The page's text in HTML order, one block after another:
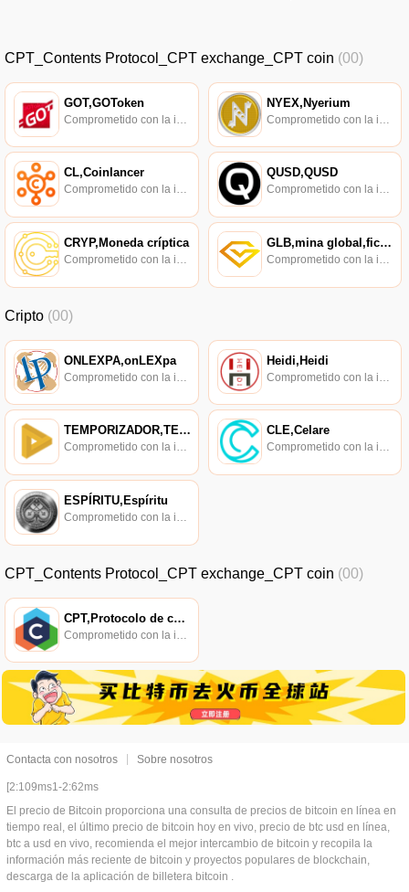
CPT_Contents Protocol_CPT exchange_CPT coin (00)
GOT,GOToken NYEX,Nyerium
CL,Coinlancer
Comprometido con la investigación de políticas en los campos de las nuevas finanzas, las finanzas internacionales y los mercados financieros.
QUSD,QUSD
Comprometido con la investigación de políticas en los campos de las nuevas finanzas, las finanzas internacionales y los mercados financieros.
CRYP,Moneda críptica
Comprometido con la investigación de políticas en los campos de las nuevas finanzas, las finanzas internacionales y los mercados financieros.
GLB,mina global,ficha global
Comprometido con la investigación de políticas en los campos de las nuevas finanzas, las finanzas internacionales y los mercados financieros.
Cripto (00)
ONLEXPA,onLEXpa Heidi,Heidi
TEMPORIZADOR,TEMPORIZADOR
Comprometido con la investigación de políticas en los campos de las nuevas finanzas, las finanzas internacionales y los mercados financieros.
CLE,Celare
Comprometido con la investigación de políticas en los campos de las nuevas finanzas, las finanzas internacionales y los mercados financieros.
ESPÍRITU,Espíritu
Comprometido con la investigación de políticas en los campos de las nuevas finanzas, las finanzas internacionales y los mercados financieros.
CPT_Contents Protocol_CPT exchange_CPT coin (00)
CPT,Protocolo de contenido
Contacta con nosotros Sobre nosotros
[2:109ms1-2:62ms
El precio de Bitcoin proporciona una consulta de precios de bitcoin en línea en
tiempo real, el último precio de bitcoin hoy en vivo, precio de btc usd en línea,
btc a usd en vivo, recomienda el mejor intercambio de bitcoin y recopila la
información más reciente de bitcoin y proyectos populares de blockchain,
descarga de la aplicación de billetera bitcoin .